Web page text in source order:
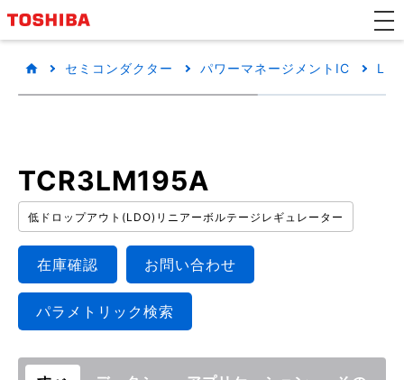
セミコンダクター パワーマネージメントIC
TCR3LM195A
低ドロップアウト(LDO)リニアーボルテージレギュレーター
在庫確認 お問い合わせ
パラメトリック検索